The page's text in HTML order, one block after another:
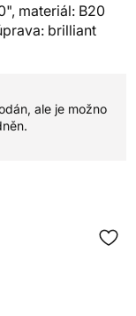
materiál: B20
brilliant
ale je možno